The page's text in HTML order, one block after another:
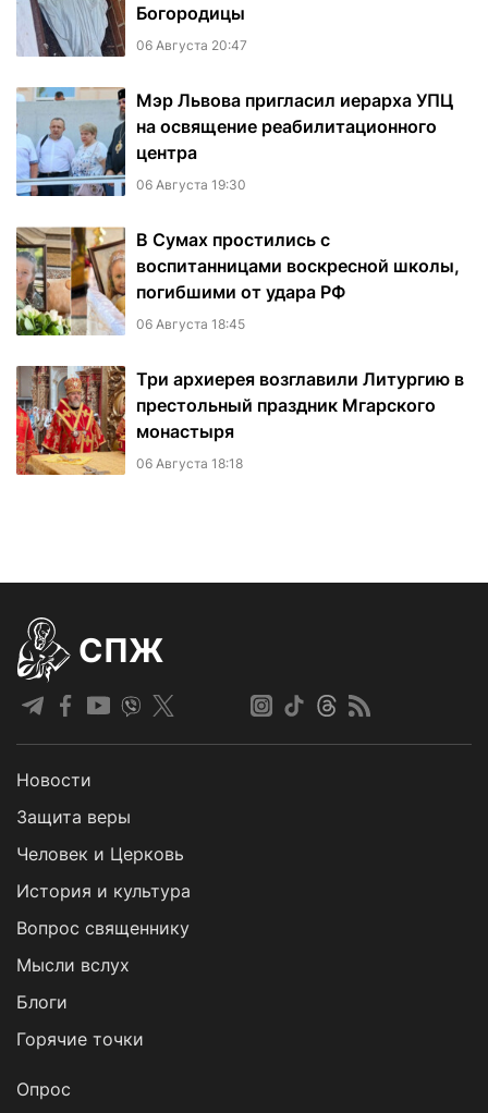
Богородицы
06 Августа 20:47
Мэр Львова пригласил иерарха УПЦ
на освящение реабилитационного
центра
06 Августа 19:30
В Сумах простились с
воспитанницами воскресной школы,
погибшими от удара РФ
06 Августа 18:45
Три архиерея возглавили Литургию в
престольный праздник Мгарского
монастыря
06 Августа 18:18
СПЖ
Новости
Защита веры
Человек и Церковь
История и культура
Вопрос священнику
Мысли вслух
Блоги
Горячие точки
Опрос